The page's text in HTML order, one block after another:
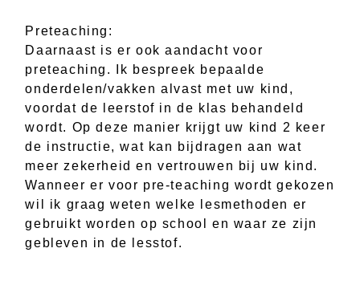
Preteaching:
Daarnaast is er ook aandacht voor
preteaching. Ik bespreek bepaalde
onderdelen/vakken alvast met uw kind,
voordat de leerstof in de klas behandeld
wordt. Op deze manier krijgt uw kind 2 keer
de instructie, wat kan bijdragen aan wat
meer zekerheid en vertrouwen bij uw kind.
Wanneer er voor pre-teaching wordt gekozen
wil ik graag weten welke lesmethoden er
gebruikt worden op school en waar ze zijn
gebleven in de lesstof.